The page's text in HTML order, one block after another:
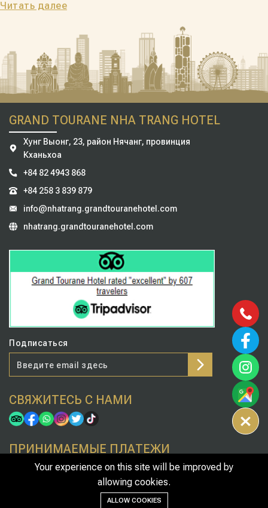
Читать далее
GRAND TOURANE NHA TRANG HOTEL
Хунг Выонг, 23, район Нячанг, провинция
Кханьхоа
+84 82 4943 868
+84 258 3 839 879
info@nhatrang.grandtouranehotel.com
nhatrang.grandtouranehotel.com
Подписаться
СВЯЖИТЕСЬ С НАМИ
ПРИНИМАЕМЫЕ ПЛАТЕЖИ
© 2025 Your Company. All right reserved.
Your experience on this site will be improved by
allowing cookies.
ALLOW COOKIES